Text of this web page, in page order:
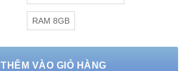
RAM 8GB
THÊM VÀO GIỎ HÀNG